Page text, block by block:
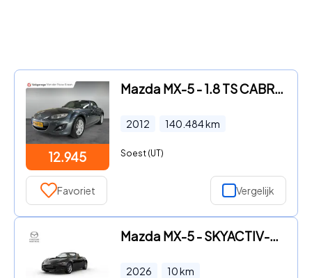
12.945
Mazda MX-5 - 1.8 TS CABRIO / AIRCO / LEDER / LM VELGEN 16"
2012 140.484km
Soest (UT)
Favoriet Vergelijk
Mazda MX-5 - SKYACTIV-G 132 Kazari | 16-inch lichtmetalen velgen in Brigh
2026 10km